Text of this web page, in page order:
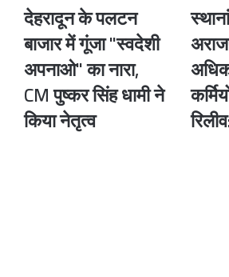
देहरादून
पलटन
बाजार
गूंजा
"स्वदेशी
अपनाओ"
देहरादून के पलटन
बाजार में गूंजा "स्वदेशी
अपनाओ" का नारा,
CM पुष्कर सिंह धामी ने
किया नेतृत्व
समेत
कर्मियों
को
तुरंत
करें